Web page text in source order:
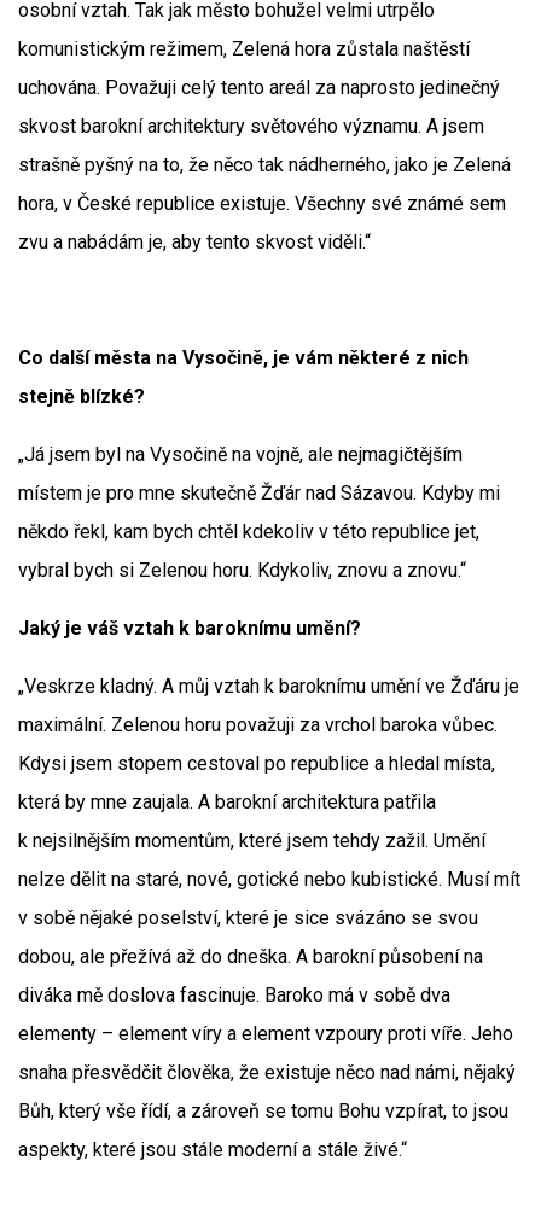
osobní vztah. Tak jak město bohužel velmi utrpělo
komunistickým režimem, Zelená hora zůstala naštěstí
uchována. Považuji celý tento areál za naprosto jedinečný
skvost barokní architektury světového významu. A jsem
strašně pyšný na to, že něco tak nádherného, jako je Zelená
hora, v České republice existuje. Všechny své známé sem
zvu a nabádám je, aby tento skvost viděli.“
Co další města na Vysočině, je vám některé z nich
stejně blízké?
„Já jsem byl na Vysočině na vojně, ale nejmagičtějším
místem je pro mne skutečně Žďár nad Sázavou. Kdyby mi
někdo řekl, kam bych chtěl kdekoliv v této republice jet,
vybral bych si Zelenou horu. Kdykoliv, znovu a znovu.“
Jaký je váš vztah k baroknímu umění?
„Veskrze kladný. A můj vztah k baroknímu umění ve Žďáru je
maximální. Zelenou horu považuji za vrchol baroka vůbec.
Kdysi jsem stopem cestoval po republice a hledal místa,
která by mne zaujala. A barokní architektura patřila
k nejsilnějším momentům, které jsem tehdy zažil. Umění
nelze dělit na staré, nové, gotické nebo kubistické. Musí mít
v sobě nějaké poselství, které je sice svázáno se svou
dobou, ale přežívá až do dneška. A barokní působení na
diváka mě doslova fascinuje. Baroko má v sobě dva
elementy – element víry a element vzpoury proti víře. Jeho
snaha přesvědčit člověka, že existuje něco nad námi, nějaký
Bůh, který vše řídí, a zároveň se tomu Bohu vzpírat, to jsou
aspekty, které jsou stále moderní a stále živé.“